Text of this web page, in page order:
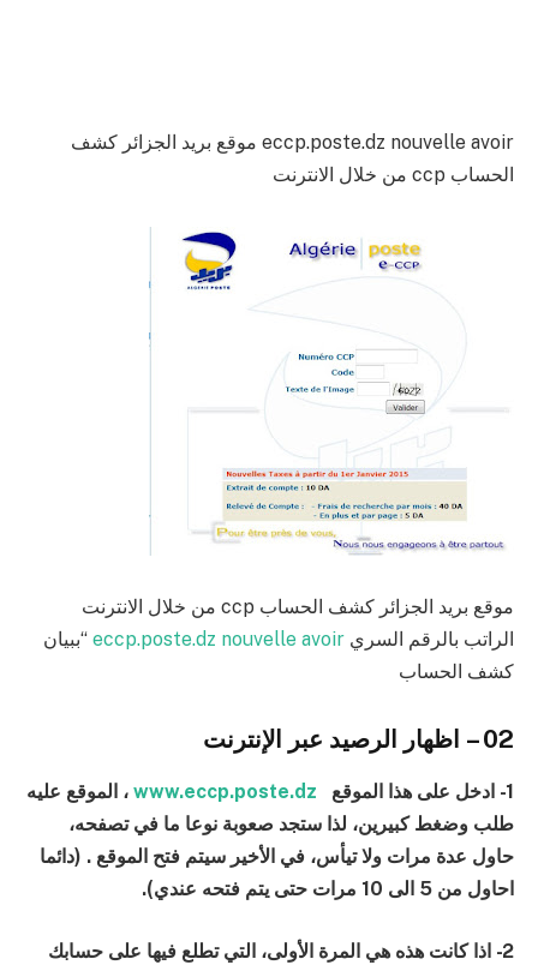
eccp.poste.dz nouvelle avoir موقع بريد الجزائر كشف
الحساب ccp من خلال الانترنت
موقع بريد الجزائر كشف الحساب ccp من خلال الانترنت
الراتب بالرقم السري eccp.poste.dz nouvelle avoir “ببيان
كشف الحساب
02 – اظهار الرصيد عبر الإنترنت
1- ادخل على هذا الموقع www.eccp.poste.dz ، الموقع عليه
طلب وضغط كبيرين، لذا ستجد صعوبة نوعا ما في تصفحه،
حاول عدة مرات ولا تيأس، في الأخير سيتم فتح الموقع . (دائما
احاول من 5 الى 10 مرات حتى يتم فتحه عندي).
2- اذا كانت هذه هي المرة الأولى، التي تطلع فيها على حسابك